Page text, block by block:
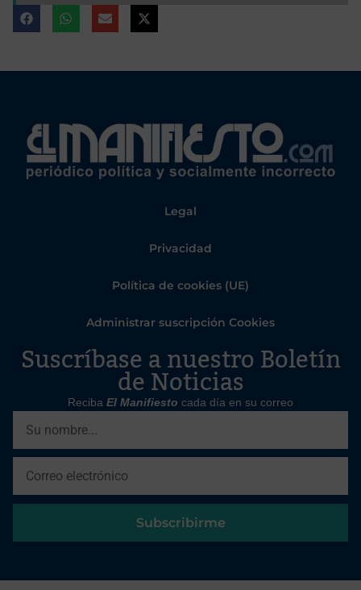
Legal
Privacidad
Política de cookies (UE)
Administrar suscripción Cookies
Suscríbase a nuestro Boletín
de Noticias
Reciba El Manifiesto cada día en su correo
Subscribirme